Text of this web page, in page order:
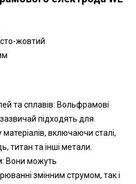
жовтий
та сплавів: Вольфрамові
підходять для
включаючи сталі,
титан та інші метали.
Вони можуть
змінним струмом, так і